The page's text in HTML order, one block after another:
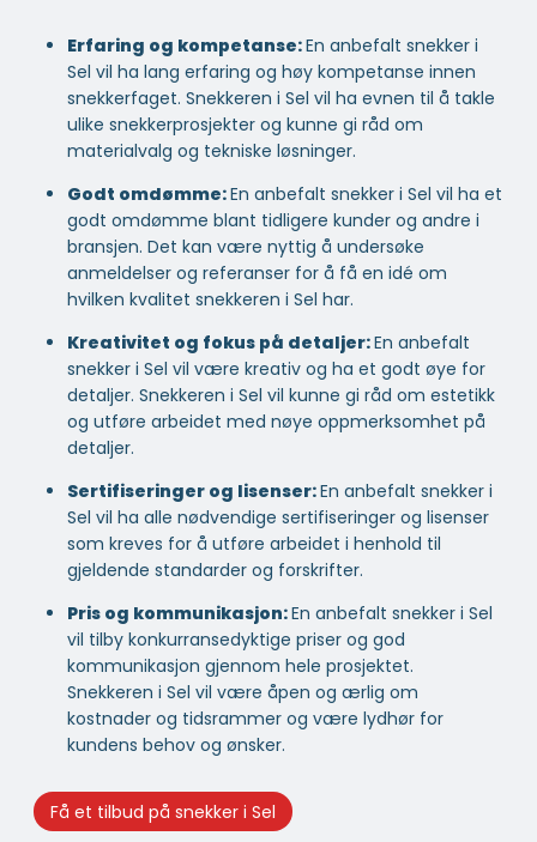
Erfaring og kompetanse:En anbefalt snekker i
Sel vil ha lang erfaring og høy kompetanse innen
snekkerfaget. Snekkeren i Sel vil ha evnen til å takle
ulike snekkerprosjekter og kunne gi råd om
materialvalg og tekniske løsninger.
Godt omdømme:En anbefalt snekker i Sel vil ha et
godt omdømme blant tidligere kunder og andre i
bransjen. Det kan være nyttig å undersøke
anmeldelser og referanser for å få en idé om
hvilken kvalitet snekkeren i Sel har.
Kreativitet og fokus på detaljer:En anbefalt
snekker i Sel vil være kreativ og ha et godt øye for
detaljer. Snekkeren i Sel vil kunne gi råd om estetikk
og utføre arbeidet med nøye oppmerksomhet på
detaljer.
Sertifiseringer og lisenser:En anbefalt snekker i
Sel vil ha alle nødvendige sertifiseringer og lisenser
som kreves for å utføre arbeidet i henhold til
gjeldende standarder og forskrifter.
Pris og kommunikasjon:En anbefalt snekker i Sel
vil tilby konkurransedyktige priser og god
kommunikasjon gjennom hele prosjektet.
Snekkeren i Sel vil være åpen og ærlig om
kostnader og tidsrammer og være lydhør for
kundens behov og ønsker.
Få et tilbud på snekker i Sel